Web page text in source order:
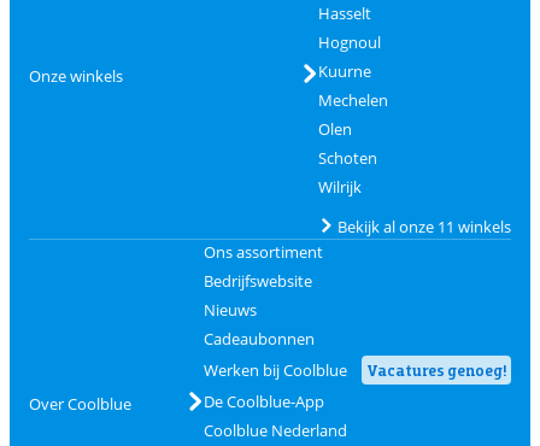
Onze winkels
Hasselt
Hognoul
Kuurne
Mechelen
Olen
Schoten
Wilrijk
Bekijk al onze 11 winkels
Over Coolblue
Ons assortiment
Bedrijfswebsite
Nieuws
Cadeaubonnen
Werken bij Coolblue
Vacatures genoeg!
De Coolblue-App
Coolblue Nederland